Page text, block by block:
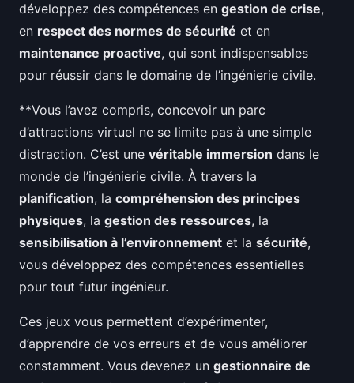
développez des compétences en gestion de crise,
en respect des normes de sécurité et en
maintenance proactive, qui sont indispensables
pour réussir dans le domaine de l’ingénierie civile.
**Vous l’avez compris, concevoir un parc
d’attractions virtuel ne se limite pas à une simple
distraction. C’est une véritable immersion dans le
monde de l’ingénierie civile. À travers la
planification, la compréhension des principes
physiques, la gestion des ressources, la
sensibilisation à l’environnement et la sécurité,
vous développez des compétences essentielles
pour tout futur ingénieur.
Ces jeux vous permettent d’expérimenter,
d’apprendre de vos erreurs et de vous améliorer
constamment. Vous devenez un gestionnaire de